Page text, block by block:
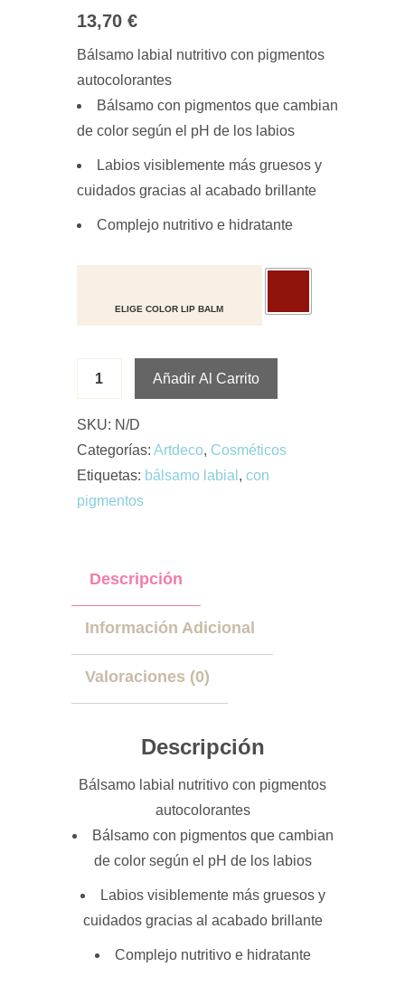
13,70 €
Bálsamo labial nutritivo con pigmentos
autocolorantes
Bálsamo con pigmentos que cambian
de color según el pH de los labios
Labios visiblemente más gruesos y
cuidados gracias al acabado brillante
Complejo nutritivo e hidratante
ELIGE COLOR LIP BALM
Añadir Al Carrito
SKU: N/D
Categorías: Artdeco, Cosméticos
Etiquetas: bálsamo labial , con
pigmentos
Descripción
Información Adicional
Valoraciones (0)
Descripción
Bálsamo labial nutritivo con pigmentos
autocolorantes
Bálsamo con pigmentos que cambian
de color según el pH de los labios
Labios visiblemente más gruesos y
cuidados gracias al acabado brillante
Complejo nutritivo e hidratante